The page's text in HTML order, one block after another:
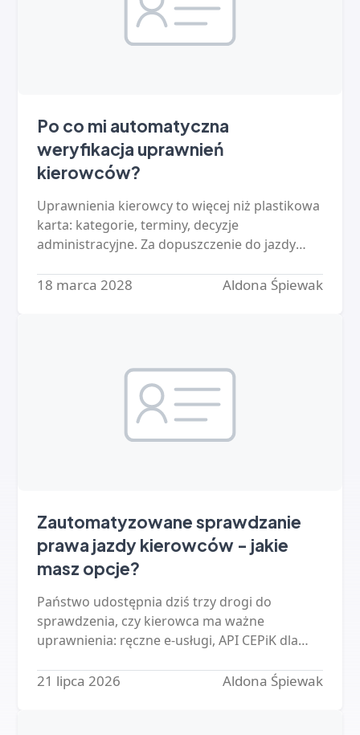
Po co mi automatyczna
weryfikacja uprawnień
kierowców?
Uprawnienia kierowcy to więcej niż plastikowa
karta: kategorie, terminy, decyzje
administracyjne. Za dopuszczenie do jazdy
kierownictwo - a ręczna kontrola floty się…
18 marca 2028 Aldona Śpiewak
Zautomatyzowane sprawdzanie
prawa jazdy kierowców - jakie
masz opcje?
Państwo udostępnia dziś trzy drogi do
sprawdzenia, czy kierowca ma ważne
uprawnienia: ręczne e-usługi, API CEPiK dla
każda z nich wymaga, ile kosztuje i…
21 lipca 2026 Aldona Śpiewak